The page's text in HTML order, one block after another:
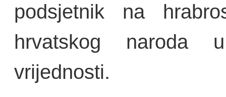
podsjetnik na
hrvatskog naroda
vrijednosti.